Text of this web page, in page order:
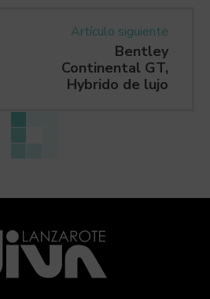
Artículo siguiente
Bentley
Continental GT,
Hybrido de lujo